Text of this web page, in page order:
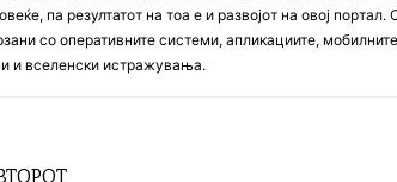
па резултатот на тоа е и развојот на овој портал.
со оперативните системи, апликациите,
и вселенски истражувања.